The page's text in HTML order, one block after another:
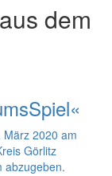
dem
2020 am
Görlitz
abzugeben.